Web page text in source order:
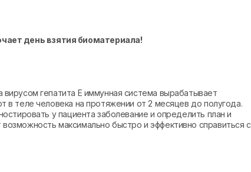
день взятия биоматериала!
гепатита Е иммунная система вырабатывает
в теле человека на протяжении от 2 месяцев до полугода.
у пациента заболевание и определить план и
максимально быстро и эффективно справиться с